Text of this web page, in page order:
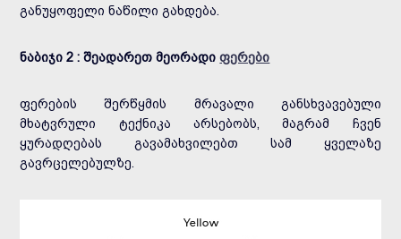
განუყოფელი ნაწილი გახდება.
ნაბიჯი 2 : შეადარეთ მეორადიფერები
ფერების შერწყმის მრავალი განსხვავებული
მხატვრული ტექნიკა არსებობს, მაგრამ ჩვენ
ყურადღებას გავამახვილებთ სამ ყველაზე
გავრცელებულზე.